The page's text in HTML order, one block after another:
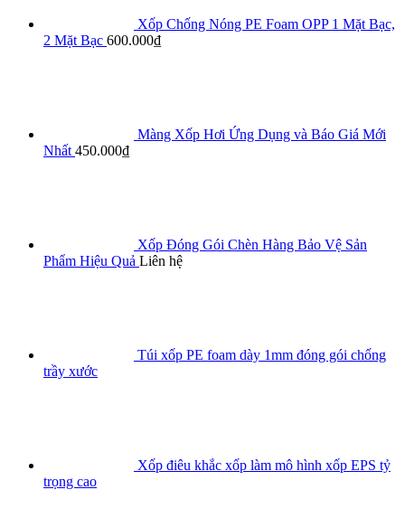
Xốp Chống Nóng PE Foam OPP 1 Mặt Bạc,
2 Mặt Bạc 600.000₫
Màng Xốp Hơi Ứng Dụng và Báo Giá Mới
Nhất 450.000₫
Xốp Đóng Gói Chèn Hàng Bảo Vệ Sản
Phẩm Hiệu Quả Liên hệ
Túi xốp PE foam dày 1mm đóng gói chống
trầy xước
Xốp điêu khắc xốp làm mô hình xốp EPS tỷ
trọng cao